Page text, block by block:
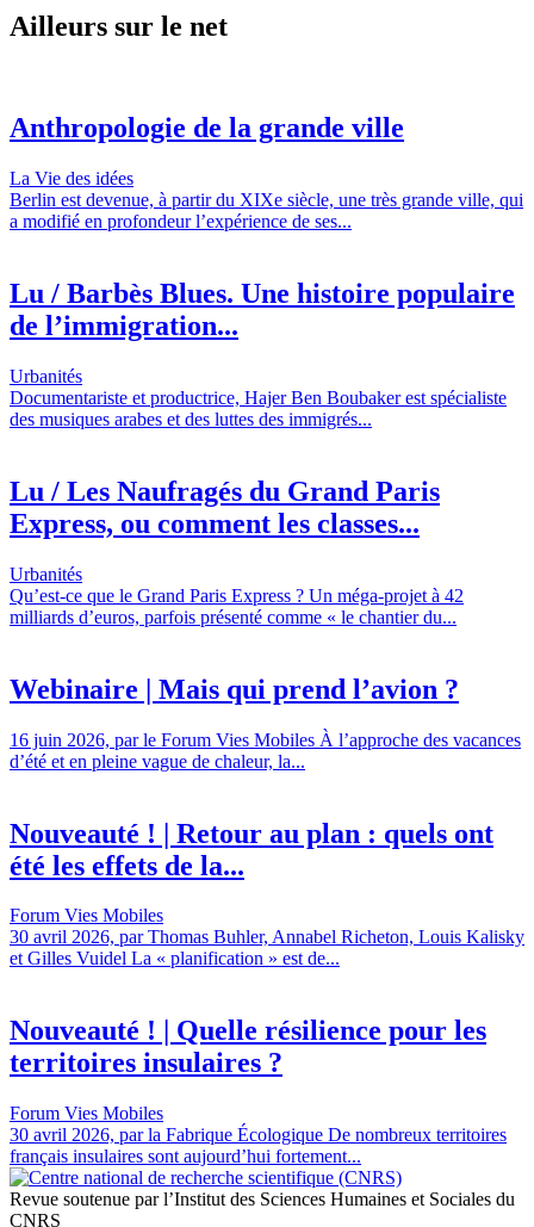
Ailleurs sur le net
Anthropologie de la grande ville
La Vie des idées
Berlin est devenue, à partir du XIXe siècle, une très grande ville, qui
a modifié en profondeur l’expérience de ses...
Lu / Barbès Blues. Une histoire populaire
de l’immigration...
Urbanités
Documentariste et productrice, Hajer Ben Boubaker est spécialiste
des musiques arabes et des luttes des immigrés...
Lu / Les Naufragés du Grand Paris
Express, ou comment les classes...
Urbanités
Qu’est-ce que le Grand Paris Express ? Un méga-projet à 42
milliards d’euros, parfois présenté comme « le chantier du...
Webinaire | Mais qui prend l’avion ?
16 juin 2026, par le Forum Vies Mobiles À l’approche des vacances
d’été et en pleine vague de chaleur, la...
Nouveauté ! | Retour au plan : quels ont
été les effets de la...
Forum Vies Mobiles
30 avril 2026, par Thomas Buhler, Annabel Richeton, Louis Kalisky
et Gilles Vuidel La « planification » est de...
Nouveauté ! | Quelle résilience pour les
territoires insulaires ?
Forum Vies Mobiles
30 avril 2026, par la Fabrique Écologique De nombreux territoires
français insulaires sont aujourd’hui fortement...
Revue soutenue par l’Institut des Sciences Humaines et Sociales du
CNRS